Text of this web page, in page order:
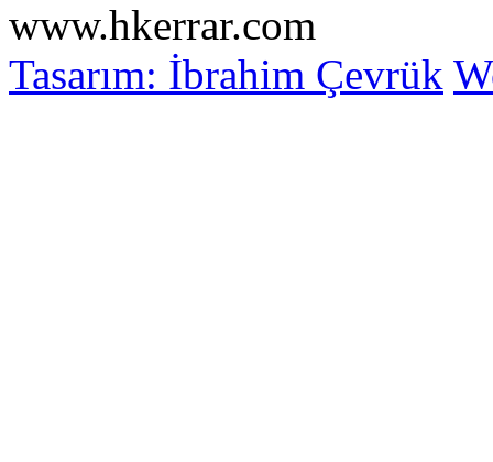
www.hkerrar.com
Tasarım: İbrahim Çevrük